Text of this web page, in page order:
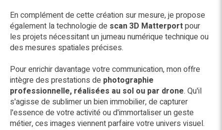
En complément de cette création sur mesure, je propose
également la technologie de scan 3D Matterportpour
les projets nécessitant un jumeau numérique technique ou
des mesures spatiales précises.
Pour enrichir davantage votre communication, mon offre
intègre des prestations de photographie
professionnelle, réalisées au sol ou par drone. Qu'il
s'agisse de sublimer un bien immobilier, de capturer
l'essence de votre activité ou d'immortaliser un geste
métier, ces images viennent parfaire votre univers visuel.